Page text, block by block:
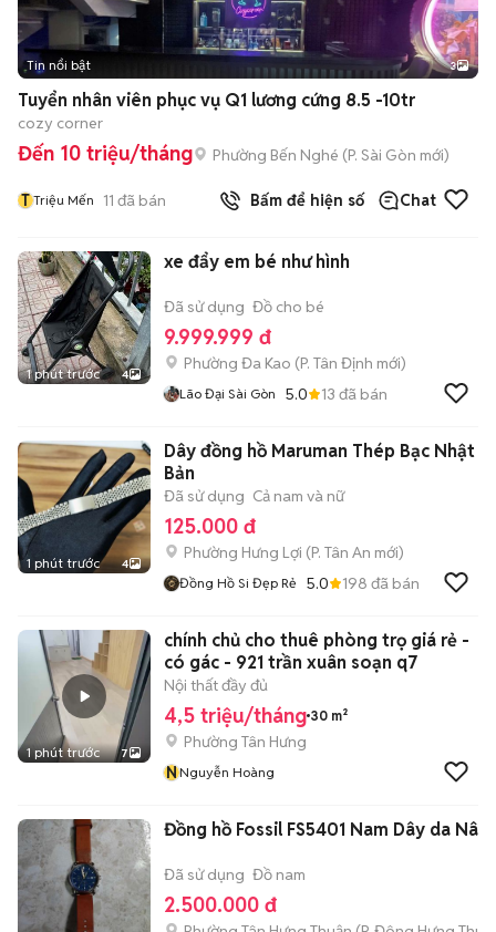
Tin nổi bật 3
Tuyển nhân viên phục vụ Q1 lương cứng 8.5 -10tr
cozy corner
Đến 10 triệu/tháng Phường Bến Nghé (P. Sài Gòn mới)
T Triệu Mến 11 đã bán Bấm để hiện số Chat
1 phút trước 4
xe đẩy em bé như hình
Đã sử dụng Đồ cho bé
9.999.999 đ
Phường Đa Kao (P. Tân Định mới)
Lão Đại Sài Gòn 5.0 13 đã bán
1 phút trước 4
Dây đồng hồ Maruman Thép Bạc Nhật
Bản
Đã sử dụng Cả nam và nữ
125.000 đ
Phường Hưng Lợi (P. Tân An mới)
Đồng Hồ Si Đẹp Rẻ 5.0 198 đã bán
1 phút trước 7
chính chủ cho thuê phòng trọ giá rẻ -
có gác - 921 trần xuân soạn q7
Nội thất đầy đủ
4,5 triệu/tháng 30 m²
Phường Tân Hưng
NNguyễn Hoàng
Đồng hồ Fossil FS5401 Nam Dây da Nâu
Đã sử dụng Đồ nam
2.500.000 đ